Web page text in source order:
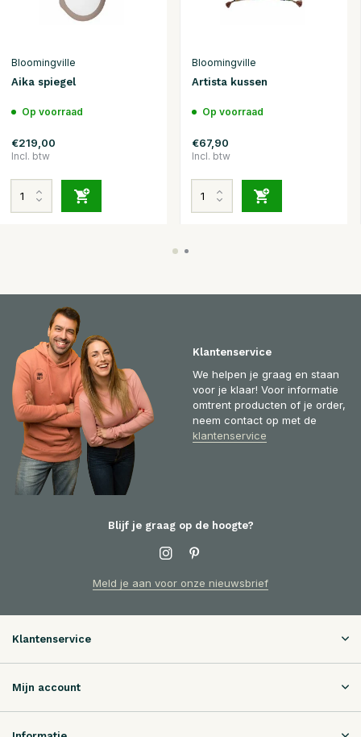
Bloomingville
Aika spiegel
Op voorraad
€219,00
Incl. btw
Bloomingville
Artista kussen
Op voorraad
€67,90
Incl. btw
Klantenservice
We helpen je graag en staan
voor je klaar! Voor informatie
omtrent producten of je order,
neem contact op met de
klantenservice
Blijf je graag op de hoogte?
Meld je aan voor onze nieuwsbrief
Klantenservice
Mijn account